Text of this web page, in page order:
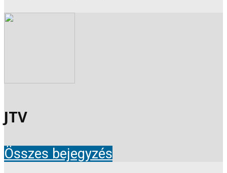
JTV
Összes bejegyzés